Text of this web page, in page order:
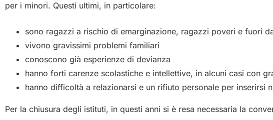
per i minori. Questi ultimi, in particolare:
sono ragazzi a rischio di emarginazione, ragazzi poveri e fuori
vivono gravissimi problemi familiari
conoscono già esperienze di devianza
hanno forti carenze scolastiche e intellettive, in alcuni casi con
hanno difficoltà a relazionarsi e un rifiuto personale per inserirsi
Per la chiusura degli istituti, in questi anni si è resa necessaria la